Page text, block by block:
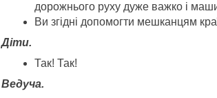
дорожнього руху дуже важко i
Ви згiднi допомoгти мешканцям
Дiти.
Так! Так!
Ведуча.